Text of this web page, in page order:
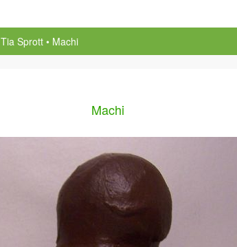
Tia Sprott Machi
Machi